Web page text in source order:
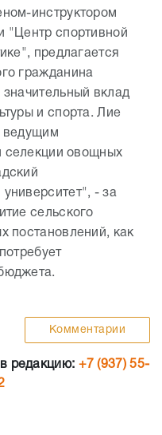
инструктором
"Центр спортивной
предлагается
гражданина
вклад
и спорта. Лие
ведущим
селекции овощных
- за
сельского
постановлений, как
Комментарии
редакцию: +7 (937) 55-